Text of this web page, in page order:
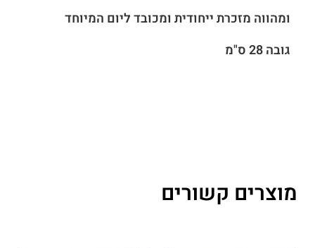
ומהווה מזכרת ייחודית ומכובד ליום המיוחד
גובה 28 ס"מ
מוצרים קשורים